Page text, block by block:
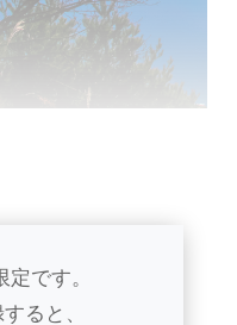
です。
ると、